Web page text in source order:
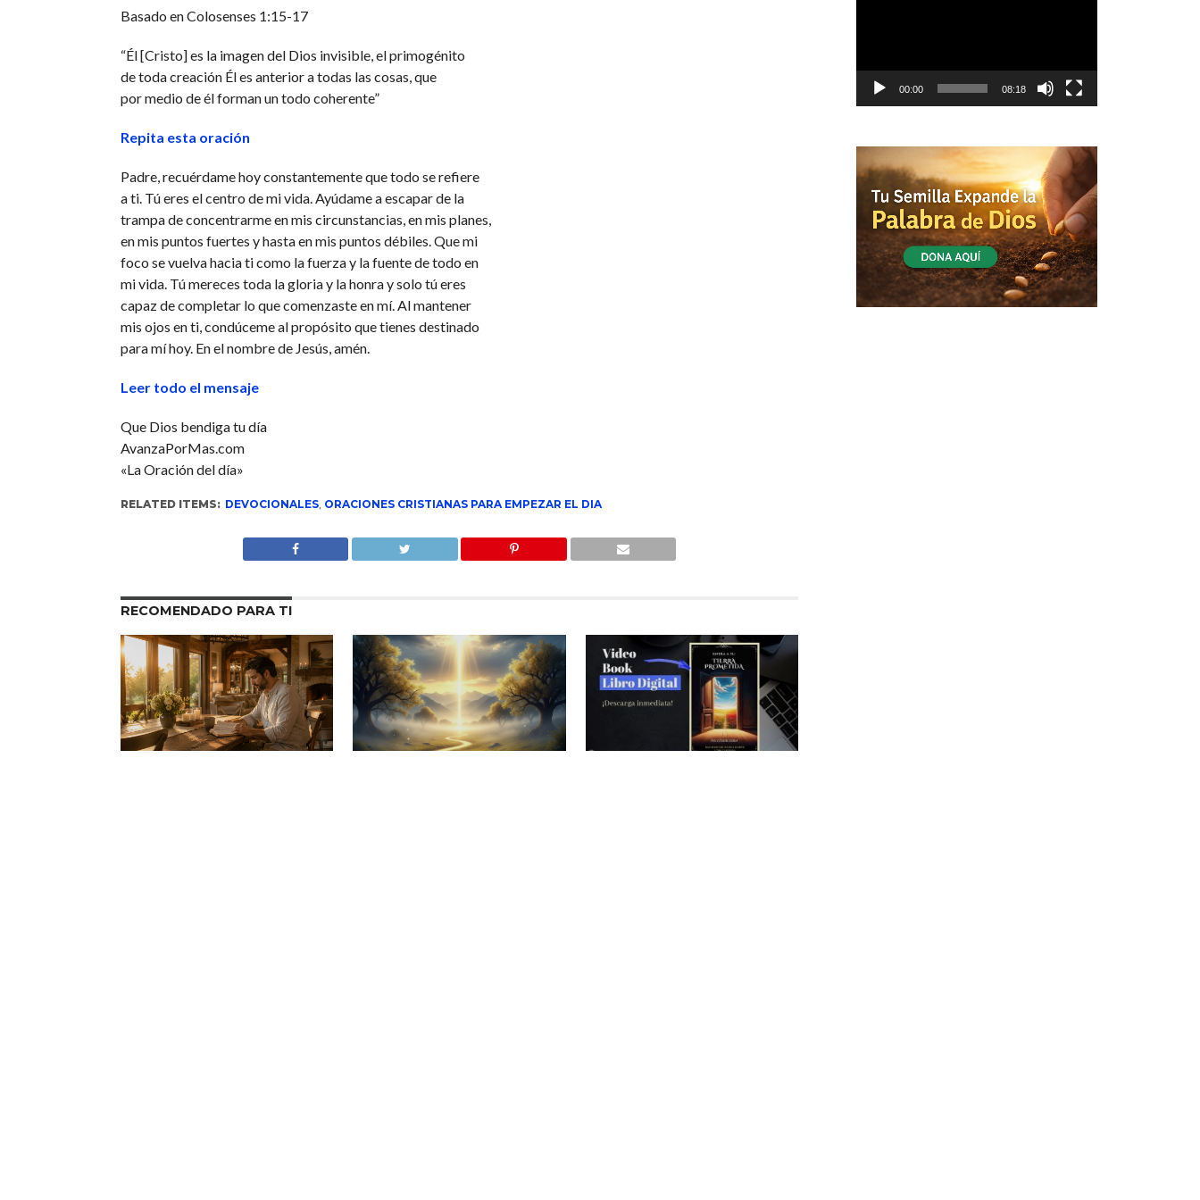
Basado en Colosenses 1:15-17
“Él [Cristo] es la imagen del Dios invisible, el primogénito
de toda creación Él es anterior a todas las cosas, que
por medio de él forman un todo coherente”
Repita esta oración
Padre, recuérdame hoy constantemente que todo se refiere
a ti. Tú eres el centro de mi vida. Ayúdame a escapar de la
trampa de concentrarme en mis circunstancias, en mis planes,
en mis puntos fuertes y hasta en mis puntos débiles. Que mi
foco se vuelva hacia ti como la fuerza y la fuente de todo en
mi vida. Tú mereces toda la gloria y la honra y solo tú eres
capaz de completar lo que comenzaste en mí. Al mantener
mis ojos en ti, condúceme al propósito que tienes destinado
para mí hoy. En el nombre de Jesús, amén.
Leer todo el mensaje
Que Dios bendiga tu día
AvanzaPorMas.com
«La Oración del día»
RELATED ITEMS: DEVOCIONALES, ORACIONES CRISTIANAS PARA EMPEZAR EL DIA
RECOMENDADO PARA TI
00:00 08:18